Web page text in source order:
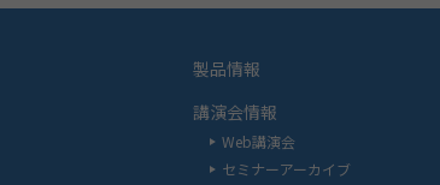
製品情報
講演会情報
Web講演会
セミナーアーカイブ